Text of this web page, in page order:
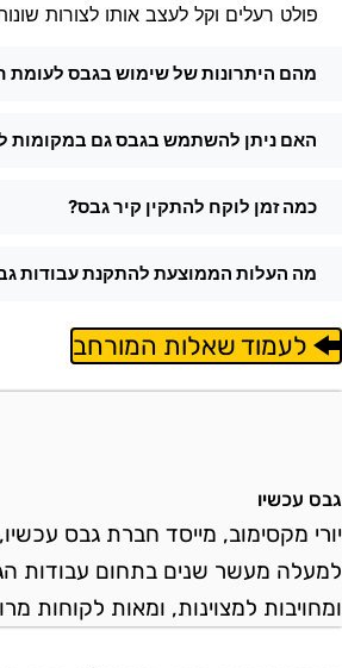
פולט רעלים וקל לעצב אותו לצורות
מהם היתרונות של שימוש בגבס לעומת
האם ניתן להשתמש בגבס גם במקומות
כמה זמן לוקח להתקין קיר גבס?
מה העלות הממוצעת להתקנת עבודות
לעמוד שאלות המורחב
עכשיו
מקסימוב, מייסד חברת גבס עכשיו,
מעשר שנים בתחום עבודות
למצוינות, ומאות לקוחות